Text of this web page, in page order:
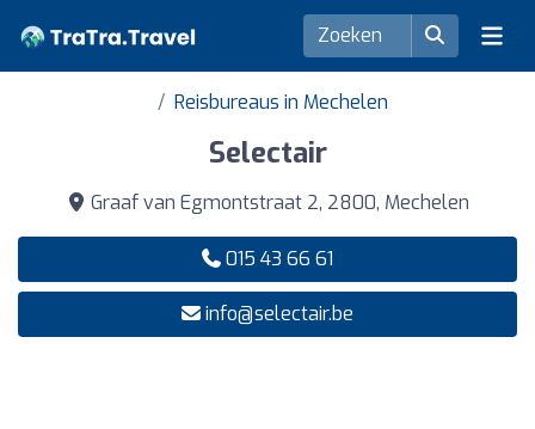
Reisbureaus in Mechelen
Selectair
Graaf van Egmontstraat 2, 2800, Mechelen
015 43 66 61
info@selectair.be